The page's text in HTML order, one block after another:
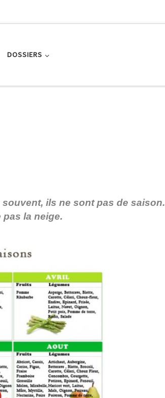
DOSSIERS
ils ne sont pas de
pas la neige.